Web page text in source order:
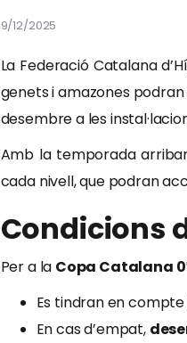
9/12/2025
La Federació Catalana
genets i amazones
desembre a les
Amb la temporada
cada nivell, que podran
Condicions
Per a la Copa Catalana
Es tindran en compte
En cas d’empat,